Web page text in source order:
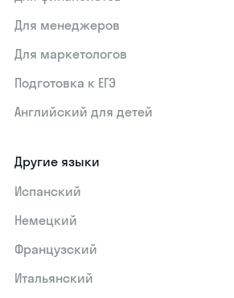
Для менеджеров
Для маркетологов
Подготовка к ЕГЭ
Английский для детей
Другие языки
Испанский
Немецкий
Французский
Итальянский